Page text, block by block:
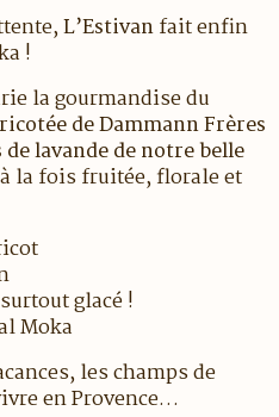
L’Estivanfait enfin
!
la gourmandise du
de Dammann Frères
lavande de notre belle
la fois fruitée, florale et
glacé !
Moka
les champs de
en Provence…